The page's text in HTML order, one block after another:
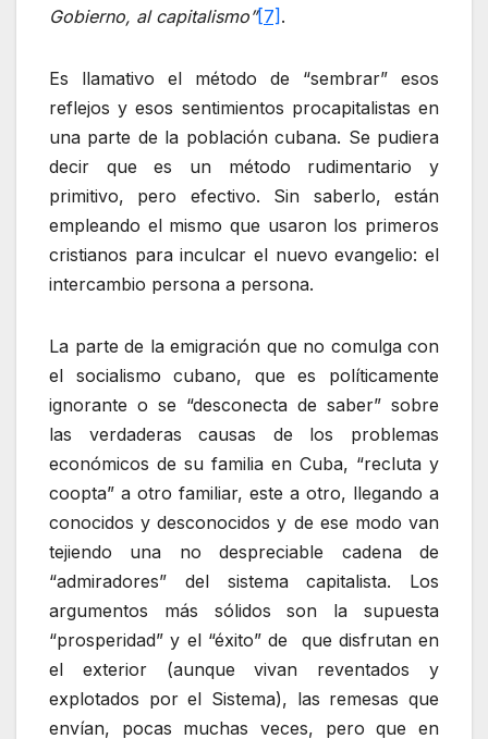
Gobierno, al capitalismo”[7] .
Es llamativo el método de “sembrar” esos
reflejos y esos sentimientos procapitalistas en
una parte de la población cubana. Se pudiera
decir que es un método rudimentario y
primitivo, pero efectivo. Sin saberlo, están
empleando el mismo que usaron los primeros
cristianos para inculcar el nuevo evangelio: el
intercambio persona a persona.
La parte de la emigración que no comulga con
el socialismo cubano, que es políticamente
ignorante o se “desconecta de saber” sobre
las verdaderas causas de los problemas
económicos de su familia en Cuba, “recluta y
coopta” a otro familiar, este a otro, llegando a
conocidos y desconocidos y de ese modo van
tejiendo una no despreciable cadena de
“admiradores” del sistema capitalista. Los
argumentos más sólidos son la supuesta
“prosperidad” y el “éxito” de que disfrutan en
el exterior (aunque vivan reventados y
explotados por el Sistema), las remesas que
envían, pocas muchas veces, pero que en